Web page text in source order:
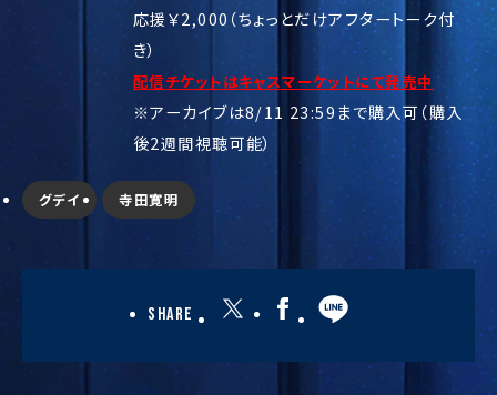
応援￥2,000（ちょっとだけアフタートーク付
き）
配信チケットはキャスマーケットにて発売中
※アーカイブは8/11 23:59まで購入可（購入
後2週間視聴可能）
グデイ 寺田寛明
Share